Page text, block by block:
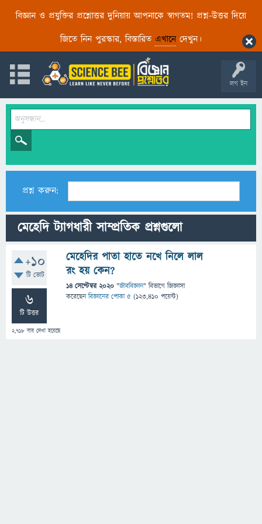
বিজ্ঞান ও প্রযুক্তির প্রশ্নোত্তর দুনিয়ায় আপনাকে স্বাগতম! প্রশ্ন-উত্তর দিয়ে
জিতে নিন পুরস্কার, বিস্তারিত এখানেদেখুন।
লগ ইন
প্রশ্ন করুন:
মেহেদি ট্যাগধারী সাম্প্রতিক প্রশ্নগুলো
+10
টি ভোট
6
টি উত্তর
2,718 বার দেখা হয়েছে
মেহেদির পাতা হাতে নখে নিলে লাল
রং হয় কেন?
14 সেপ্টেম্বর 2020 "জীববিজ্ঞান" বিভাগে জিজ্ঞাসা
করেছেনবিজ্ঞানের পোকা ৫ (123,410 পয়েন্ট)